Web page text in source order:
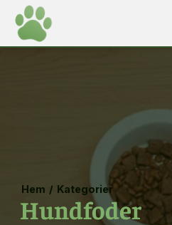
Hem / Kategorier
Hundfoder